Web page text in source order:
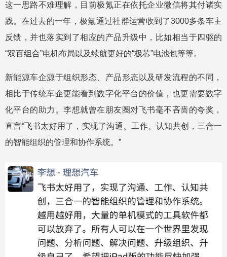
这一思路不难理解，目前极氪正在依托企业微信将其付诸实
践。在过去的一年，极氪通过社群运营收到了3000多条车主
反馈，并也落实到了相应的产品升级中，比如相当于四驱的
“双百组合”电机布局以及续航更好的“极芯”电池包等等。
新能源车企源于组织形态、产品形态以及研发流程的不同，
相比于传统车企更能看到数字化平台的价值，也更需要数字
化平台的助力。李想就曾在朋友圈对飞书毫不吝啬的夸奖，
直言“飞书太好用了，实现了沟通、工作、认知共创，三合一
的智能组织的管理和协作系统。”